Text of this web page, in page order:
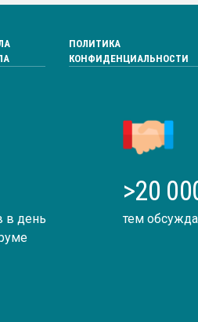
ПОЛИТИКА
КОНФИДЕНЦИАЛЬНОСТИ
в день
>20
тем